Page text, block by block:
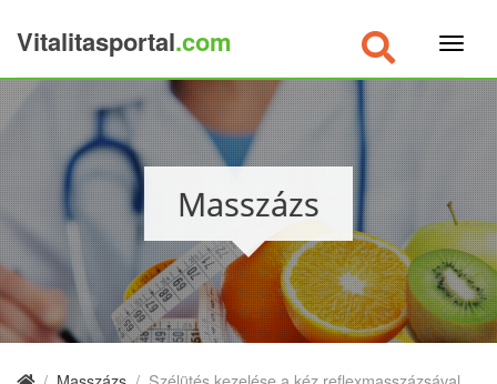
Vitalitasportal.com
Masszázs
×